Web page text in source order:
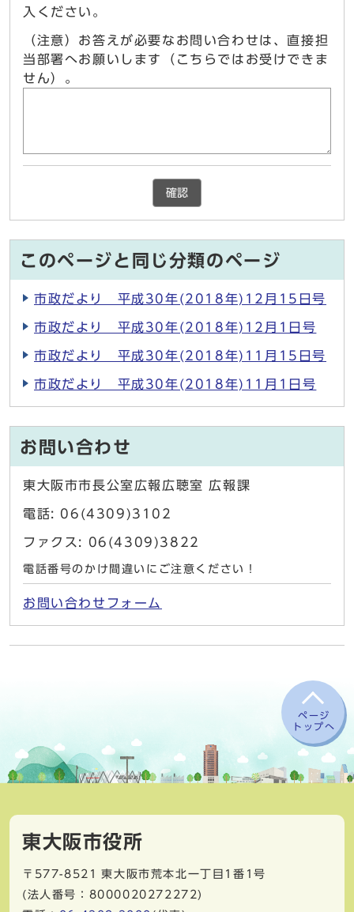
入ください。
（注意）お答えが必要なお問い合わせは、直接担
当部署へお願いします（こちらではお受けできま
せん）。
確認
このページと同じ分類のページ
市政だより 平成30年(2018年)12月15日号
市政だより 平成30年(2018年)12月1日号
市政だより 平成30年(2018年)11月15日号
市政だより 平成30年(2018年)11月1日号
お問い合わせ
東大阪市市長公室広報広聴室 広報課
電話: 06(4309)3102
ファクス: 06(4309)3822
電話番号のかけ間違いにご注意ください！
お問い合わせフォーム
ページ
トップへ
東大阪市役所
〒577-8521
東大阪市荒本北一丁目1番1号
(法人番号：8000020272272)